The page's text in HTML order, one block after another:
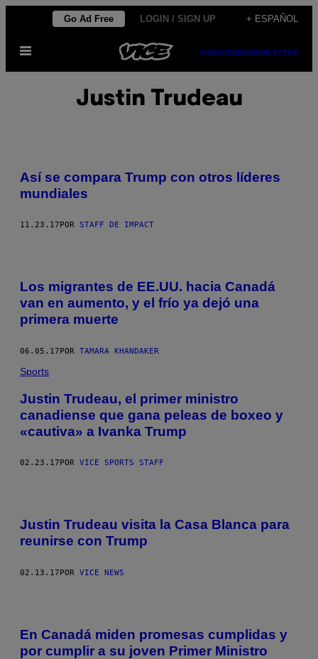
contenido
Go Ad Free LOGIN / SIGN UP + ESPAÑOL
Abrir
SUBSCRIBENEWSLETTER
Justin Trudeau
Así se compara Trump con otros líderes
mundiales
11.23.17 POR STAFF DE IMPACT
Los migrantes de EE.UU. hacia Canadá
van en aumento, y el frío ya dejó una
primera muerte
06.05.17POR TAMARA KHANDAKER
Sports
Justin Trudeau, el primer ministro
canadiense que gana peleas de boxeo y
«cautiva» a Ivanka Trump
02.23.17 POR VICE SPORTS STAFF
Justin Trudeau visita la Casa Blanca para
reunirse con Trump
02.13.17POR VICE NEWS
En Canadá miden promesas cumplidas y
por cumplir a su joven Primer Ministro